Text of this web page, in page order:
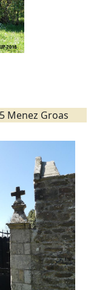
Menez Groas